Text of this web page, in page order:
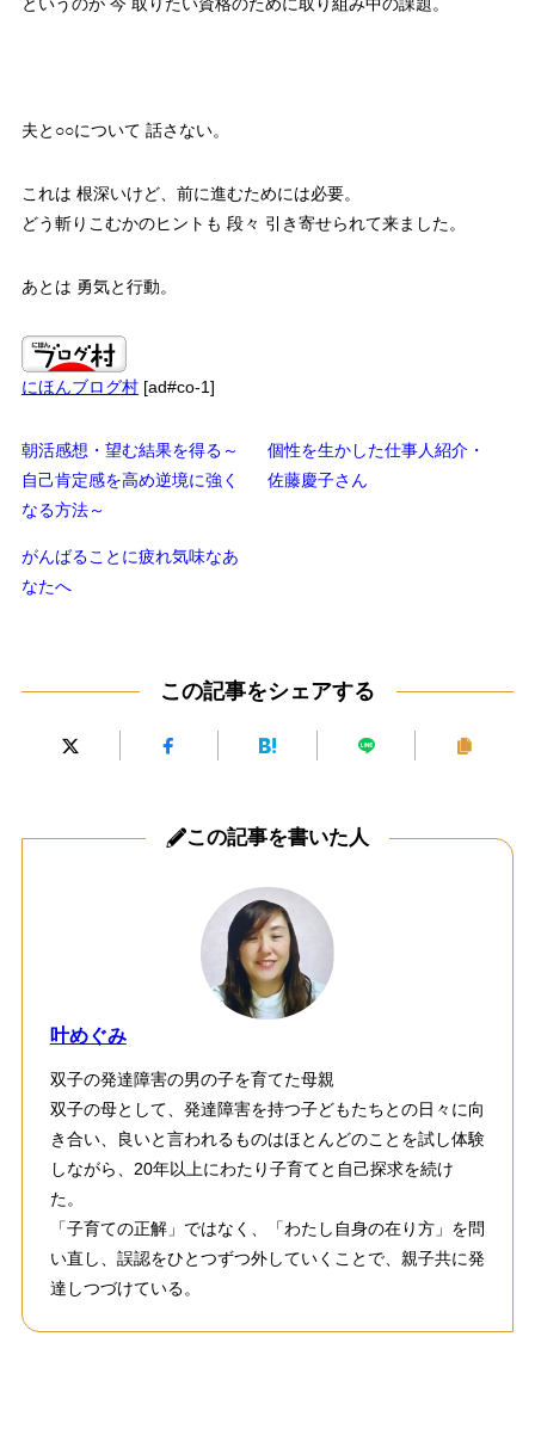
夫と○○について 話さない。
これは 根深いけど、前に進むためには必要。
どう斬りこむかのヒントも 段々 引き寄せられて来ました。
あとは 勇気と行動。
にほんブログ村[ad#co-1]
朝活感想・望む結果を得る～
自己肯定感を高め逆境に強く
なる方法～
個性を生かした仕事人紹介・
佐藤慶子さん
がんばることに疲れ気味なあ
なたへ
この記事をシェアする
この記事を書いた人
叶めぐみ
双子の発達障害の男の子を育てた母親
双子の母として、発達障害を持つ子どもたちとの日々に向
き合い、良いと言われるものはほとんどのことを試し体験
しながら、20年以上にわたり子育てと自己探求を続け
た。
「子育ての正解」ではなく、「わたし自身の在り方」を問
い直し、誤認をひとつずつ外していくことで、親子共に発
達しつづけている。